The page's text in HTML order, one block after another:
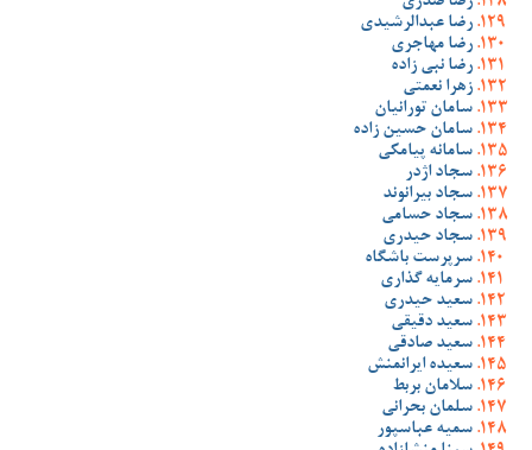
رضا عبدالرشیدی
رضا مهاجری
رضا نبی زاده
زهرا نعمتی
سامان تورانیان
سامان حسین زاده
سامانه پیامکی
سجاد اژدر
سجاد بیرانوند
سجاد حسامی
سجاد حیدری
سرپرست باشگاه
سرمایه گذاری
سعید حیدری
سعید دقیقی
سعید صادقی
سعیده ایرانمنش
سلامان بربط
سلمان بحرانی
سمیه عباسپور